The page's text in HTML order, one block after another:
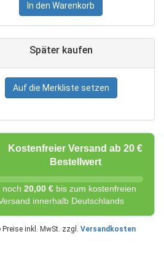
In den Warenkorb
Später kaufen
Auf die Merkliste setzen
Kostenfreier Versand ab 20 €
Bestellwert
noch 20,00 €bis zum kostenfreien
innerhalb Deutschlands
Preise inkl. MwSt. zzgl. Versandkosten